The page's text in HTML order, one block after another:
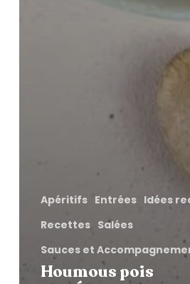
Apéritifs Entrées Idées
Recettes Salées
Sauces et
Houmous pois